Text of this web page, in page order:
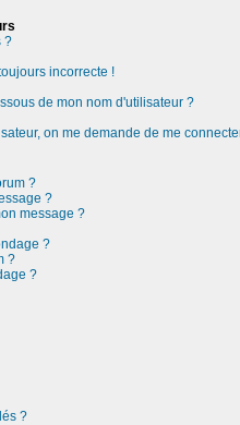
?
incorrecte !
de mon nom d'utilisateur ?
on me demande de me
?
?
message ?
?
?
?
?